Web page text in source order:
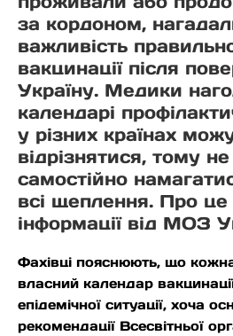
за кордоном,
важливість
вакцинації після
Україну. Медики
календарі
у різних країнах
відрізнятися, тому
самостійно
всі щеплення. Про це
інформації від МОЗ
Фахівці пояснюють, що
власний календар
епідемічної ситуації, хоча
рекомендації Всесвітньої